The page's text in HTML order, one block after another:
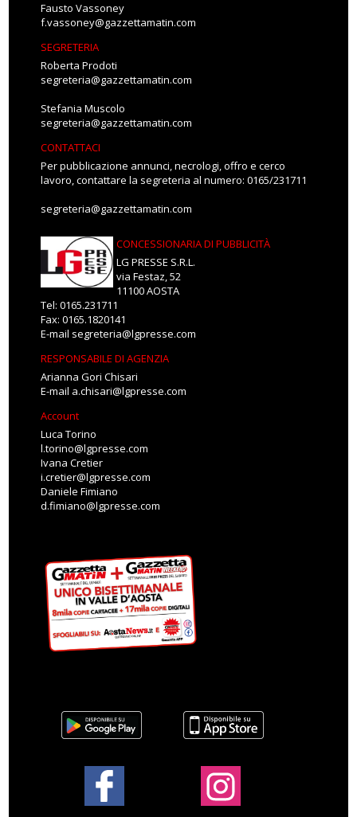
Fausto Vassoney
f.vassoney@gazzettamatin.com
SEGRETERIA
Roberta Prodoti
segreteria@gazzettamatin.com
Stefania Muscolo
segreteria@gazzettamatin.com
CONTATTACI
Per pubblicazione annunci, necrologi, offro e cerco
lavoro, contattare la segreteria al numero: 0165/231711
segreteria@gazzettamatin.com
CONCESSIONARIA DI PUBBLICITÀ
LG PRESSE S.R.L.
via Festaz, 52
11100 AOSTA
Tel: 0165.231711
Fax: 0165.1820141
E-mail segreteria@lgpresse.com
RESPONSABILE DI AGENZIA
Arianna Gori Chisari
E-mail a.chisari@lgpresse.com
Account
Luca Torino
l.torino@lgpresse.com
Ivana Cretier
i.cretier@lgpresse.com
Daniele Fimiano
d.fimiano@lgpresse.com